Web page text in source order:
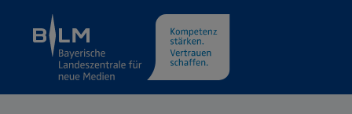
Cookie Hinweis